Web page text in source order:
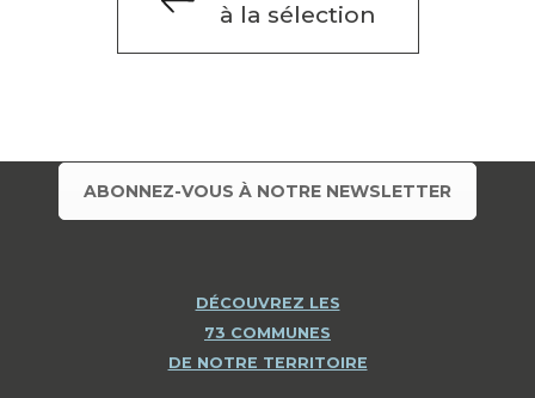
à la sélection
ABONNEZ-VOUS À NOTRE NEWSLETTER
DÉCOUVREZ LES
73 COMMUNES
DE NOTRE TERRITOIRE